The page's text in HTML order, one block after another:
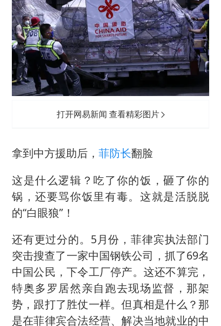
打开网易新闻 查看精彩图片
拿到中方援助后， 菲防长翻脸
这是什么逻辑？吃了你的饭，砸了你的
锅，还要骂你饭里有毒。这就是活脱脱
的“白眼狼”！
还有更过分的。5月份，菲律宾执法部门
突击搜查了一家中国钢铁公司，抓了69名
中国公民，下令工厂停产。这还不算完，
特奥多罗居然亲自跑去现场监督，那架
势，跟打了胜仗一样。但真相是什么？那
是在菲律宾合法经营、解决当地就业的中